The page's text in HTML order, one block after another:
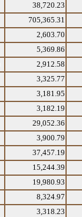
38,720.23
705,365.31
2,603.70
5,369.86
2,912.58
3,325.77
3,181.95
3,182.19
29,052.36
3,900.79
37,457.19
15,244.39
19,980.93
8,324.97
3,318.23